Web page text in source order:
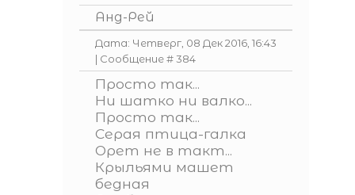
Анд-Рей
Дата: Четверг, 08 Дек 2016, 16:43
| Сообщение #384
Просто так...
Ни шатко ни валко...
Просто так...
Серая птица-галка
Орет не в такт...
Крыльями машет
бедная